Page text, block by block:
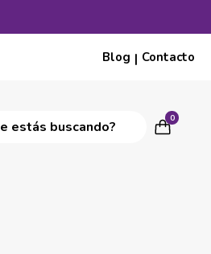
Blog | Contacto
0